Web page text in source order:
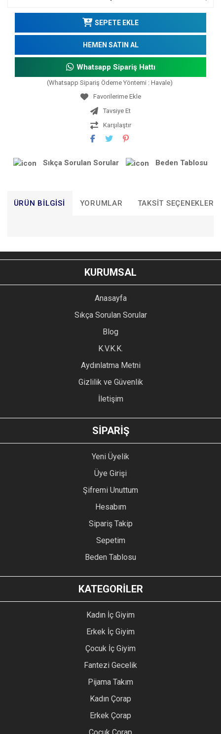
SEPETE EKLE
HEMEN SATIN AL
Whatsapp Sipariş Hattı
(Whatsapp Sipariş Ödeme Yöntemi : Havale)
Tavsiye Et
Karşılaştır
Sıkça Sorulan Sorular Beden Tablosu
ÜRÜN BILGISI YORUMLAR TAKSIT SEÇENEKLERI
YORUM YAZ
Bu ürünün fiyat bilgisi, resim, ürün açıklamalarında ve diğer
konularda yetersiz gördüğünüz noktaları öneri formunu
kullanarak tarafımıza iletebilirsiniz.
Ürün resmi kalitesiz, bozuk veya görüntülenemiyor.
Ürün açıklamasında eksik bilgiler bulunuyor.
Ürün bilgilerinde hatalar bulunuyor.
Ürün fiyatı diğer sitelerden daha pahalı.
GÖNDER
KURUMSAL
Anasayfa
Sıkça Sorulan Sorular
Blog
K.V.K.K.
Aydınlatma Metni
Gizlilik ve Güvenlik
İletişim
SİPARİŞ
Yeni Üyelik
Üye Girişi
Şifremi Unuttum
Hesabım
Sipariş Takip
Sepetim
Beden Tablosu
KATEGORİLER
Kadın İç Giyim
Erkek İç Giyim
Çocuk İç Giyim
Fantezi Gecelik
Pijama Takım
Kadın Çorap
Erkek Çorap